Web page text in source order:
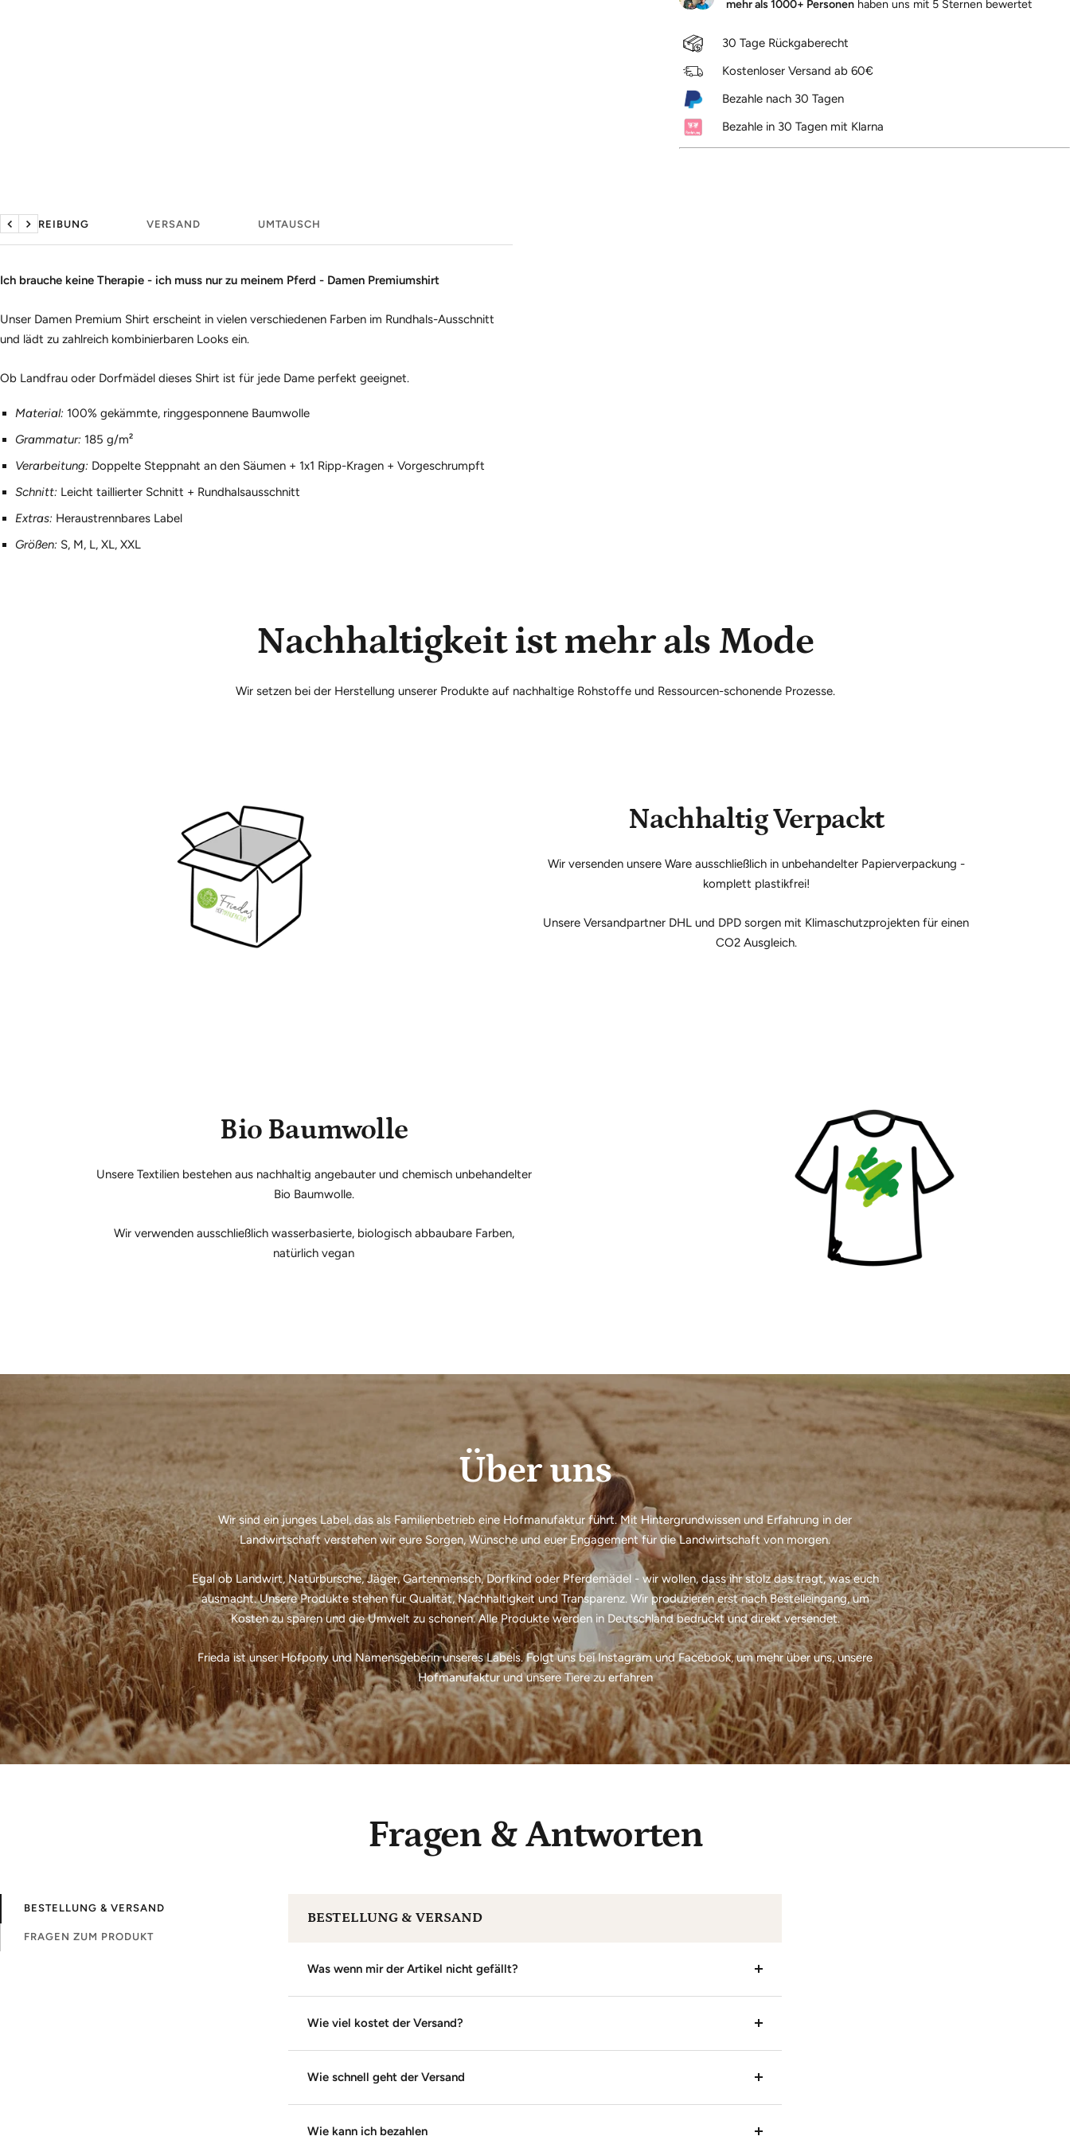
mehr als 1000+ Personen haben uns mit 5 Sternen bewertet
30 Tage Rückgaberecht
Kostenloser Versand ab 60€
Bezahle nach 30 Tagen
Bezahle in 30 Tagen mit Klarna
BESCHREIBUNG VERSAND UMTAUSCH
ZurückWeiter
Ich brauche keine Therapie - ich muss nur zu meinem Pferd - Damen Premiumshirt
Unser Damen Premium Shirt erscheint in vielen verschiedenen Farben im Rundhals-Ausschnitt
und lädt zu zahlreich kombinierbaren Looks ein.
Ob Landfrau oder Dorfmädel dieses Shirt ist für jede Dame perfekt geeignet.
Material: 100% gekämmte, ringgesponnene Baumwolle
Grammatur: 185 g/m²
Verarbeitung: Doppelte Steppnaht an den Säumen + 1x1 Ripp-Kragen + Vorgeschrumpft
Schnitt: Leicht taillierter Schnitt + Rundhalsausschnitt
Extras: Heraustrennbares Label
Größen: S, M, L, XL, XXL
Nachhaltigkeit ist mehr als Mode
Wir setzen bei der Herstellung unserer Produkte auf nachhaltige Rohstoffe und Ressourcen-schonende Prozesse.
Nachhaltig Verpackt
Wir versenden unsere Ware ausschließlich in unbehandelter Papierverpackung -
komplett plastikfrei!
Unsere Versandpartner DHL und DPD sorgen mit Klimaschutzprojekten für einen
CO2 Ausgleich.
Bio Baumwolle
Unsere Textilien bestehen aus nachhaltig angebauter und chemisch unbehandelter
Bio Baumwolle.
Wir verwenden ausschließlich wasserbasierte, biologisch abbaubare Farben,
natürlich vegan
Über uns
Wir sind ein junges Label, das als Familienbetrieb eine Hofmanufaktur führt. Mit Hintergrundwissen und Erfahrung in der
Landwirtschaft verstehen wir eure Sorgen, Wünsche und euer Engagement für die Landwirtschaft von morgen.
Egal ob Landwirt, Naturbursche, Jäger, Gartenmensch, Dorfkind oder Pferdemädel - wir wollen, dass ihr stolz das tragt, was euch
ausmacht. Unsere Produkte stehen für Qualität, Nachhaltigkeit und Transparenz. Wir produzieren erst nach Bestelleingang, um
Kosten zu sparen und die Umwelt zu schonen. Alle Produkte werden in Deutschland bedruckt und direkt versendet.
Frieda ist unser Hofpony und Namensgeberin unseres Labels. Folgt uns bei Instagram und Facebook, um mehr über uns, unsere
Hofmanufaktur und unsere Tiere zu erfahren
Fragen & Antworten
BESTELLUNG & VERSAND
FRAGEN ZUM PRODUKT
BESTELLUNG & VERSAND
Was wenn mir der Artikel nicht gefällt?
Wie viel kostet der Versand?
Wie schnell geht der Versand
Wie kann ich bezahlen